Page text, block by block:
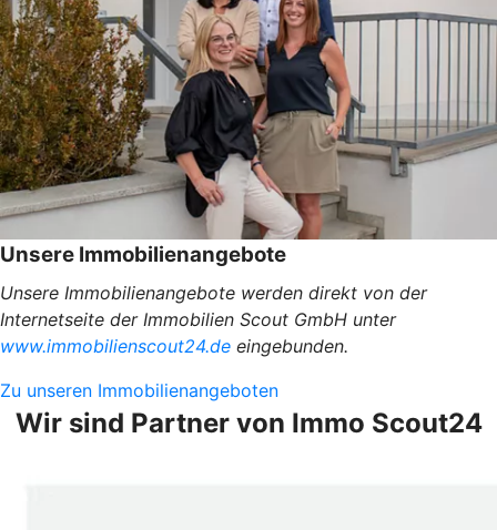
Unsere Immobilienangebote
Unsere Immobilienangebote werden direkt von der
Internetseite der Immobilien Scout GmbH unter
www.immobilienscout24.de eingebunden.
Zu unseren Immobilienangeboten
Wir sind Partner von Immo Scout24